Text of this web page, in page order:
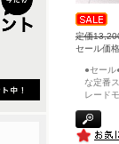
定価
セール価格
●セー
な定番
レード